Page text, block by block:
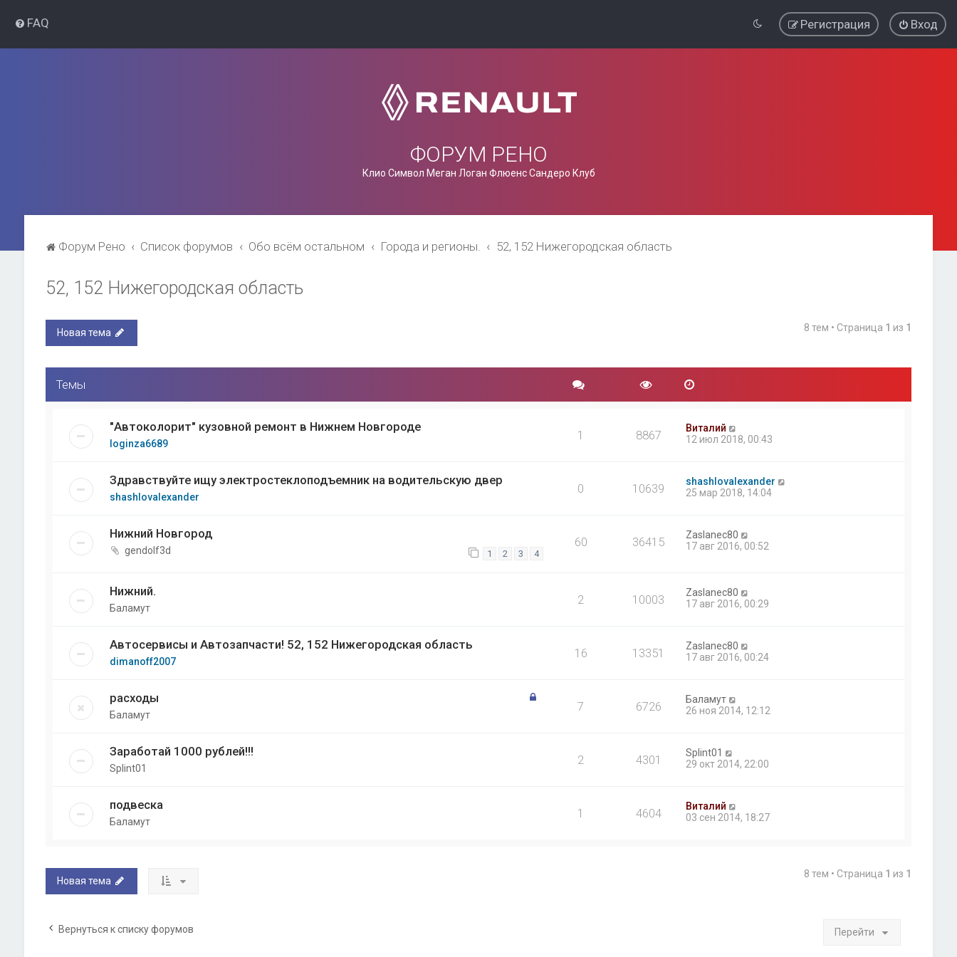
FAQ Вход
Регистрация
ФОРУМ РЕНО
Клио Символ Меган Логан Флюенс Сандеро Клуб
Форум Рено Список форумов Обо всём остальном Города и регионы. 52, 152 Нижегородская область
52, 152 Нижегородская область
Новая тема 8 тем • Страница 1 из 1
Темы
"Автоколорит" кузовной ремонт в Нижнем Новгороде
loginza6689
1 8867
Виталий
12 июл 2018, 00:43
Здравствуйте ищу электростеклоподъемник на водительскую двер
shashlovalexander
0 10639
shashlovalexander
25 мар 2018, 14:04
Нижний Новгород
gendolf3d 1 2 3 4
60 36415
Zaslanec80
17 авг 2016, 00:52
Нижний.
Баламут
2 10003
Zaslanec80
17 авг 2016, 00:29
Автосервисы и Автозапчасти! 52, 152 Нижегородская область
dimanoff2007
16 13351
Zaslanec80
17 авг 2016, 00:24
расходы
Баламут
7 6726
Баламут
26 ноя 2014, 12:12
Заработай 1000 рублей!!!
Splint01
2 4301
Splint01
29 окт 2014, 22:00
подвеска
Баламут
1 4604
Виталий
03 сен 2014, 18:27
Новая тема
8 тем • Страница 1 из 1
Вернуться к списку форумов Перейти